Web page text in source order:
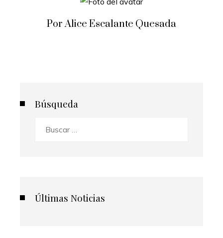
Por Alice Escalante Quesada
Búsqueda
Últimas Noticias